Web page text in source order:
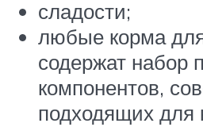
сладости;
любые корма
содержат набор
компонентов,
подходящих для